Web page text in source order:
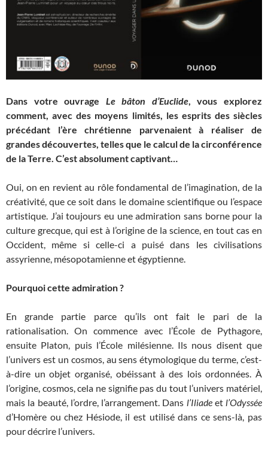
Dans votre ouvrage Le bâton d’Euclide, vous explorez
comment, avec des moyens limités, les esprits des siècles
précédant l’ère chrétienne parvenaient à réaliser de
grandes découvertes, telles que le calcul de la circonférence
de la Terre. C’est absolument captivant…
Oui, on en revient au rôle fondamental de l’imagination, de la
créativité, que ce soit dans le domaine scientifique ou l’espace
artistique. J’ai toujours eu une admiration sans borne pour la
culture grecque, qui est à l’origine de la science, en tout cas en
Occident, même si celle-ci a puisé dans les civilisations
assyrienne, mésopotamienne et égyptienne.
Pourquoi cette admiration ?
En grande partie parce qu’ils ont fait le pari de la
rationalisation. On commence avec l’École de Pythagore,
ensuite Platon, puis l’École milésienne. Ils nous disent que
l’univers est un cosmos, au sens étymologique du terme, c’est-
à-dire un objet organisé, obéissant à des lois ordonnées. À
l’origine, cosmos, cela ne signifie pas du tout l’univers matériel,
mais la beauté, l’ordre, l’arrangement. Dans l’Iliadeet l’Odyssée
d’Homère ou chez Hésiode, il est utilisé dans ce sens-là, pas
pour décrire l’univers.